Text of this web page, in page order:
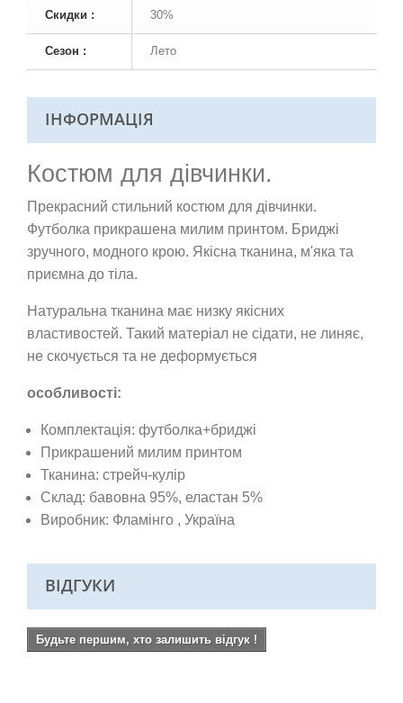
Скидки : 30%
Сезон : Лето
ІНФОРМАЦІЯ
Костюм для дівчинки.
Прекрасний стильний костюм для дівчинки.
Футболка прикрашена милим принтом. Бриджі
зручного, модного крою. Якісна тканина, м'яка та
приємна до тіла.
Натуральна тканина має низку якісних
властивостей. Такий матеріал не сідати, не линяє,
не скочується та не деформується
особливості:
Комплектація: футболка+бриджі
Прикрашений милим принтом
Тканина: стрейч-кулір
Склад: бавовна 95%, еластан 5%
Виробник: Фламінго , Україна
ВІДГУКИ
Будьте першим, хто залишить відгук !